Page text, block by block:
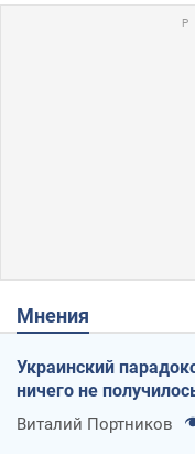
Мнения
Украинский
ничего не
Виталий Портников